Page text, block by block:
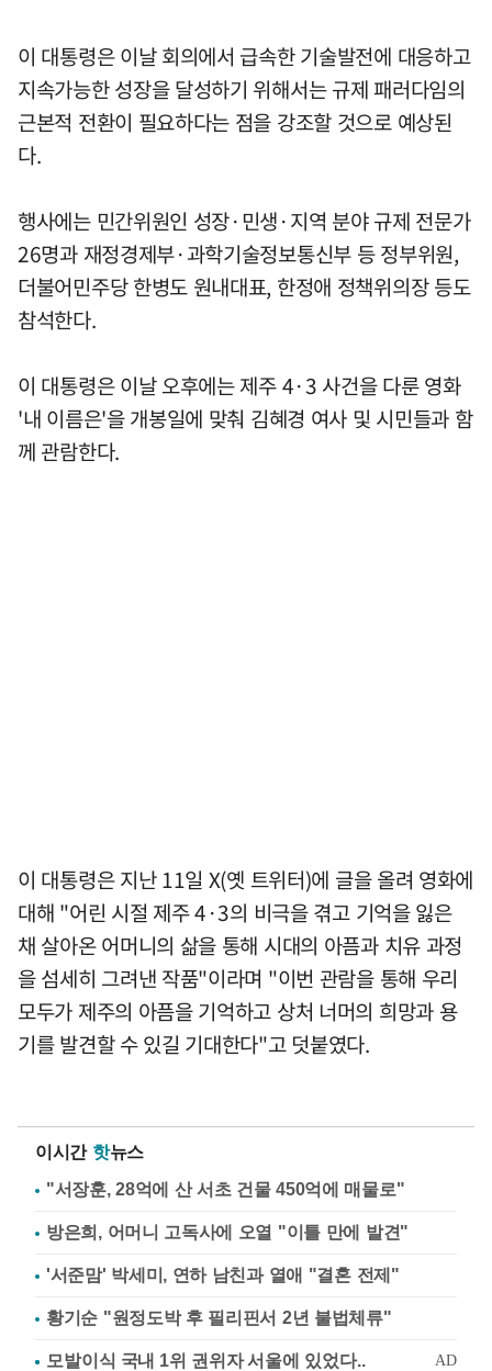
이 대통령은 이날 회의에서 급속한 기술발전에 대응하고
지속가능한 성장을 달성하기 위해서는 규제 패러다임의
근본적 전환이 필요하다는 점을 강조할 것으로 예상된
다.
행사에는 민간위원인 성장·민생·지역 분야 규제 전문가
26명과 재정경제부·과학기술정보통신부 등 정부위원,
더불어민주당 한병도 원내대표, 한정애 정책위의장 등도
참석한다.
이 대통령은 이날 오후에는 제주 4·3 사건을 다룬 영화
'내 이름은'을 개봉일에 맞춰 김혜경 여사 및 시민들과 함
께 관람한다.
이 대통령은 지난 11일 X(옛 트위터)에 글을 올려 영화에
대해 "어린 시절 제주 4·3의 비극을 겪고 기억을 잃은
채 살아온 어머니의 삶을 통해 시대의 아픔과 치유 과정
을 섬세히 그려낸 작품"이라며 "이번 관람을 통해 우리
모두가 제주의 아픔을 기억하고 상처 너머의 희망과 용
기를 발견할 수 있길 기대한다"고 덧붙였다.
이시간 핫뉴스
"서장훈, 28억에 산 서초 건물 450억에 매물로"
방은희, 어머니 고독사에 오열 "이틀 만에 발견"
'서준맘' 박세미, 연하 남친과 열애 "결혼 전제"
황기순 "원정도박 후 필리핀서 2년 불법체류"